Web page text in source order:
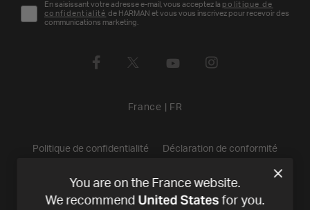
En saisissant votre adresse e-mail, vous acceptez la politique de
confidentialité de HARMAN et vous vous inscrivez pour recevoir des
communications marketing.
France FR
Politique de confidentialité Déclaration de conformité
Conditions de Vente ©2026 Harman International Industries,
Incorporated. All rights reserved.
You are on the France website.
We recommend United Statesfor you.